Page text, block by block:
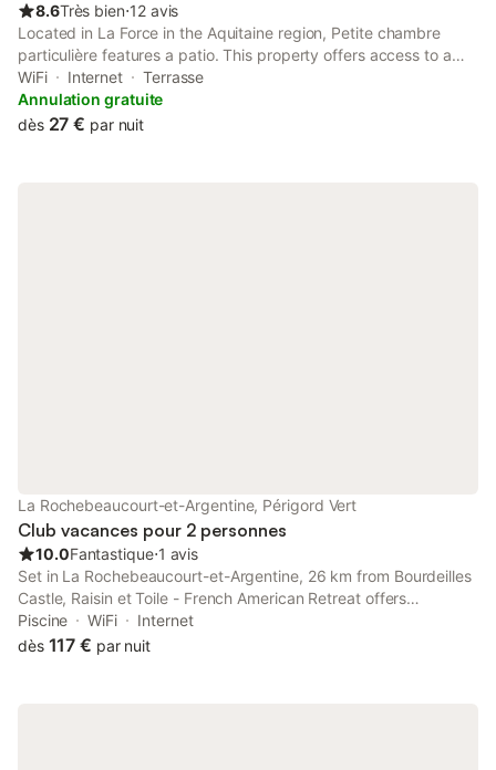
8.6Très bien⋅12 avis
Located in La Force in the Aquitaine region, Petite chambre
particulière features a patio. This property offers access to a
terrace, table tennis, free private parking and free WiFi.
WiFi Internet
Terrasse
Annulation gratuite
dès 27 € par nuit
La Rochebeaucourt-et-Argentine, Périgord Vert
Club vacances pour 2 personnes
10.0Fantastique⋅1 avis
Set in La Rochebeaucourt-et-Argentine, 26 km from Bourdeilles
Castle, Raisin et Toile - French American Retreat offers
accommodation with a seasonal outdoor swimming pool, free
private parking, a garden and a shared lounge.
Piscine WiFi
Internet
dès 117 € par nuit